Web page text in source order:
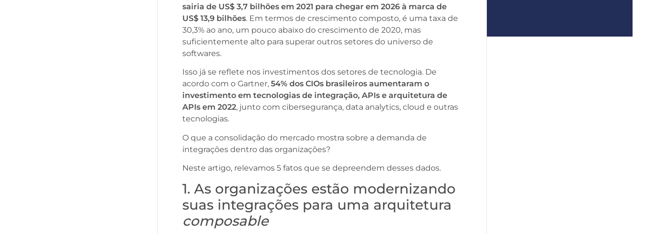
sairia de US$ 3,7 bilhões em 2021 para chegar em 2026 à marca de
US$ 13,9 bilhões. Em termos de crescimento composto, é uma taxa de
30,3% ao ano, um pouco abaixo do crescimento de 2020, mas
suficientemente alto para superar outros setores do universo de
softwares.
Isso já se reflete nos investimentos dos setores de tecnologia. De
acordo com o Gartner,54% dos CIOs brasileiros aumentaram o
investimento em tecnologias de integração, APIs e arquitetura de
APIs em 2022, junto com cibersegurança, data analytics, cloud e outras
tecnologias.
O que a consolidação do mercado mostra sobre a demanda de
integrações dentro das organizações?
Neste artigo, relevamos 5 fatos que se depreendem desses dados.
1. As organizações estão modernizando
suas integrações para uma arquitetura
composable